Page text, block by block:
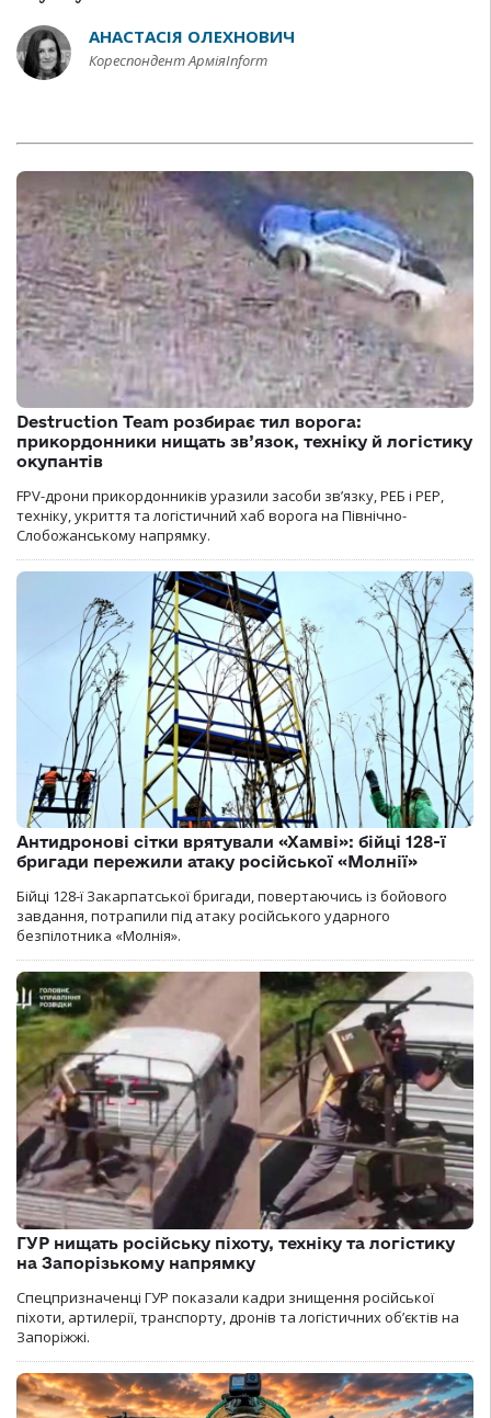
АНАСТАСІЯ ОЛЕХНОВИЧ
Кореспондент АрміяInform
Destruction Team розбирає тил ворога:
прикордонники нищать зв’язок, техніку й логістику
окупантів
FPV-дрони прикордонників уразили засоби зв’язку, РЕБ і РЕР,
техніку, укриття та логістичний хаб ворога на Північно-
Слобожанському напрямку.
Антидронові сітки врятували «Хамві»: бійці 128-ї
бригади пережили атаку російської «Молнії»
Бійці 128-ї Закарпатської бригади, повертаючись із бойового
завдання, потрапили під атаку російського ударного
безпілотника «Молнія».
ГУР нищать російську піхоту, техніку та логістику
на Запорізькому напрямку
Спецпризначенці ГУР показали кадри знищення російської
піхоти, артилерії, транспорту, дронів та логістичних об’єктів на
Запоріжжі.